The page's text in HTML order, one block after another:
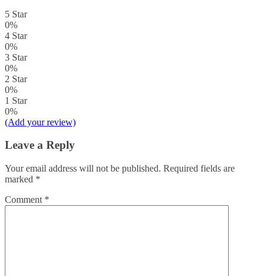
5 Star
0%
4 Star
0%
3 Star
0%
2 Star
0%
1 Star
0%
(Add your review)
Leave a Reply
Your email address will not be published. Required fields are
marked *
Comment *